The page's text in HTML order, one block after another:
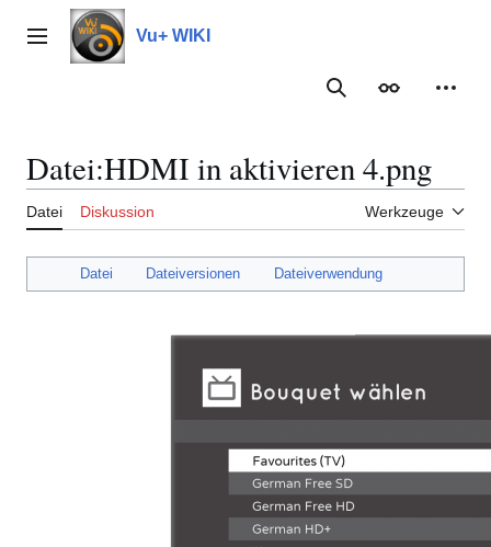
Inhalt
springenHauptmenü Vu+ WIKI
Suche
Datei:HDMI in aktivieren 4.png
Datei Diskussion Werkzeuge
Datei Dateiversionen Dateiverwendung